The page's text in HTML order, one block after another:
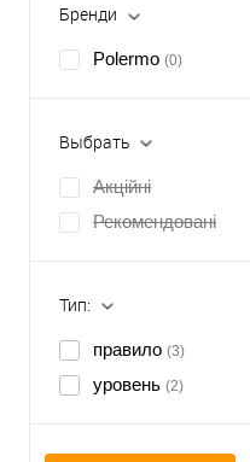
Бренди
Polermo (0)
Выбрать
Акційні
Рекомендовані
Тип:
правило (3)
уровень (2)